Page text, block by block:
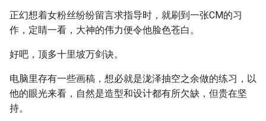
正幻想着女粉丝纷纷留言求指导时，就刷到一张CM的习
作，定睛一看，大神的伟力便令他脸色苍白。
好吧，顶多十里坡万剑诀。
电脑里存有一些画稿，想必就是泷泽抽空之余做的练习，以
他的眼光来看，自然是造型和设计都有所欠缺，但贵在坚
持。